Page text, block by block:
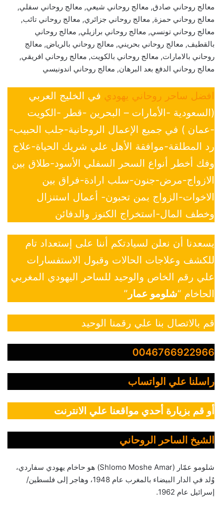
معالج روحاني صادق, معالج روحاني شيعي, معالج روحاني سفلي,
معالج روحاني حمزة, معالج روحاني جزائري, معالج روحاني تائب,
معالج روحاني تونسي, معالج روحاني برازيلي, معالج روحاني
بالقطيف, معالج روحاني بحريني, معالج روحاني بالرياض, معالج
روحاني بالامارات, معالج روحاني بالكويت, معالج روحاني افريقي,
معالج روحاني الدفع بعد البرهان, معالج روحاني اندونيسي
افضل ساحر روحاني يهودي في الخليج العربي
(السعودية -الأمارات – البحرين -قطر -الكويت
-عمان ) في جميع الإعمال الروحانية-جلب الحبيب-
رد المطلقة-موافقة الأهل علي شريك الحياة-علاج
وفك أخطر أنواع السحر السفلي الأسود-طلاق بين
الازواج-مرض-جنون-سلب ارادة-فراق بين
الاخوات-الزواج بمن تحبون- أعمال استنزال
وخطف المال-استخراج الكنوز والدفائن
يسعدنا أن نعلن لسيادتكم أننا على إستعداد تام
للكشف وعلاجات الحالات وقبول الاستفسارات
علي رقم الخاص والوحيد للساحر اليهودي المغربي
الحاخام “شلومو عمار ”
قم بالاتصال بنا علي رقمنا الوحيد
0046766922966
راسلنا علي الواتساب
أو قم بزيارة أحدي مواقعنا علي الانترنت
الشيخ الساحر الروحاني
شلومو عمّار (Shlomo Moshe Amar) هو حاخام يهودي سفاردي،
وُلد في الدار البيضاء بالمغرب عام 1948، وهاجر إلى فلسطين/
إسرائيل عام 1962.